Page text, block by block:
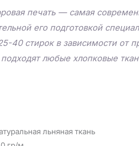
печать — самая
его подготовкой
40 стирок в зависимости от
любые хлопковые
льняная ткань